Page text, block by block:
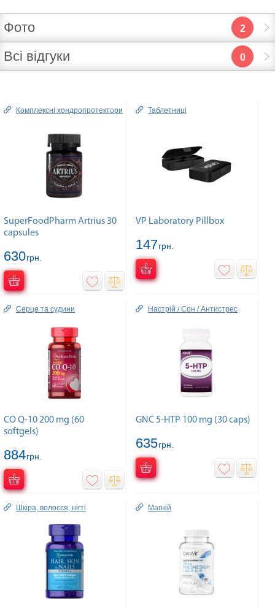
Фото 2
Всі відгуки 0
Комплексні хондропротектори
SuperFoodPharm Artrius 30
capsules
630грн.
Таблетниці
VP Laboratory Pillbox
147грн.
Серце та судини
CO Q-10 200 mg (60
softgels)
884грн.
Настрій / Сон / Антистрес
GNC 5-HTP 100 mg (30 caps)
635грн.
Шкіра, волосся, нігті Магній